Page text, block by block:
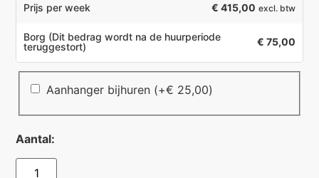
Prijs per week € 415,00 excl. btw
Borg (Dit bedrag wordt na de huurperiode
teruggestort)
€ 75,00
Aanhanger bijhuren (+€ 25,00)
Aantal: